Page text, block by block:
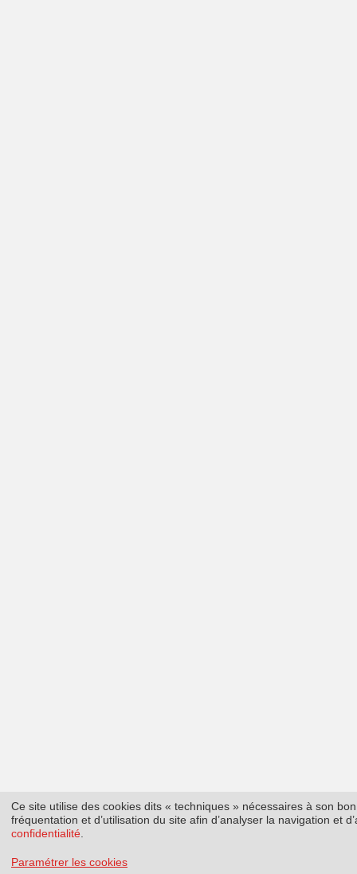
Ce site utilise des cookies dits « techniques » nécessaires à son
fréquentation et d’utilisation du site afin d’analyser la navigation et
confidentialité
Paramétrer les cookies